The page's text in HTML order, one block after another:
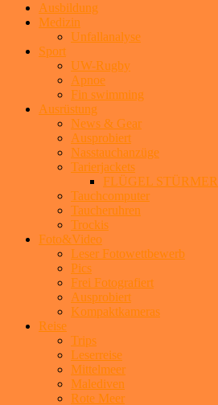
Ausbildung
Medizin
Unfallanalyse
Sport
UW-Rugby
Apnoe
Fin swimming
Ausrüstung
News & Gear
Ausprobiert
Nasstauchanzüge
Tarierjackets
FLÜGEL STÜRMER
Tauchcomputer
Taucheruhren
Trockis
Foto&Video
Leser Fotowettbewerb
Pics
Frei Fotografiert
Ausprobiert
Kompaktkameras
Reise
Trips
Leserreise
Mittelmeer
Malediven
Rote Meer